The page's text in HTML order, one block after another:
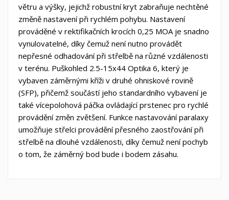
větru a výšky, jejichž robustní kryt zabraňuje nechtěné
změně nastavení při rychlém pohybu. Nastavení
prováděné v rektifikačních krocích 0,25 MOA je snadno
vynulovatelné, díky čemuž není nutno provádět
nepřesné odhadování při střelbě na různé vzdálenosti
v terénu. Puškohled 2.5-15x44 Optika 6, který je
vybaven záměrnými kříži v druhé ohniskové rovině
(SFP), přičemž součástí jeho standardního vybavení je
také vícepolohová páčka ovládající prstenec pro rychlé
provádění změn zvětšení. Funkce nastavování paralaxy
umožňuje střelci provádění přesného zaostřování při
střelbě na dlouhé vzdálenosti, díky čemuž není pochyb
o tom, že záměrný bod bude i bodem zásahu.